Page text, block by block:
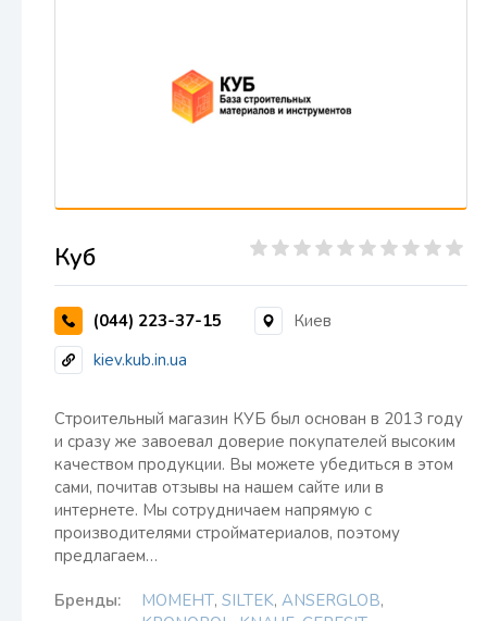
Куб
(044) 223-37-15
Киев
kiev.kub.in.ua
Строительный магазин КУБ был основан в 2013 году
и сразу же завоевал доверие покупателей высоким
качеством продукции. Вы можете убедиться в этом
сами, почитав отзывы на нашем сайте или в
интернете. Мы сотрудничаем напрямую с
производителями стройматериалов, поэтому
предлагаем…
Бренды: МОМЕНТ, SILTEK, ANSERGLOB,